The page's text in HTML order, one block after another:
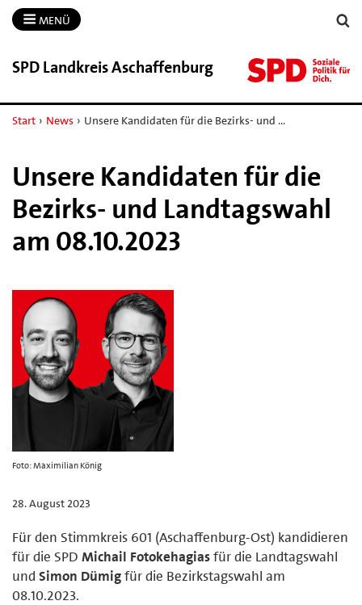
MENÜ
SPD Landkreis Aschaffenburg
Start › News › Unsere Kandidaten für die Bezirks- und …
Unsere Kandidaten für die
Bezirks- und Landtagswahl
am 08.10.2023
Foto: Maximilian König
28. August 2023
Für den Stimmkreis 601 (Aschaffenburg-Ost) kandidieren
für die SPD Michail Fotokehagiasfür die Landtagswahl
und Simon Dümigfür die Bezirkstagswahl am
08.10.2023.